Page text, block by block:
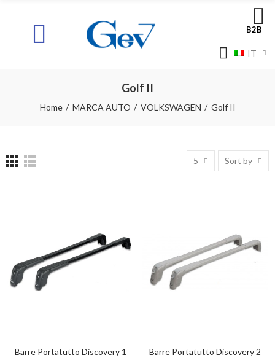
B2B
IT
Golf II
Home MARCA AUTO VOLKSWAGEN Golf II
5 Sort by
Barre Portatutto Discovery 1
Barre Portatutto Discovery 2